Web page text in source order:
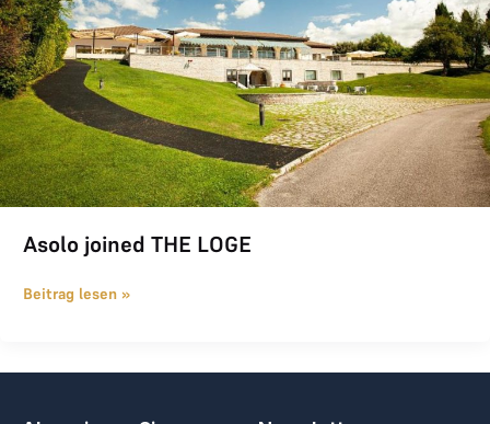
Asolo joined THE LOGE
Beitrag lesen »